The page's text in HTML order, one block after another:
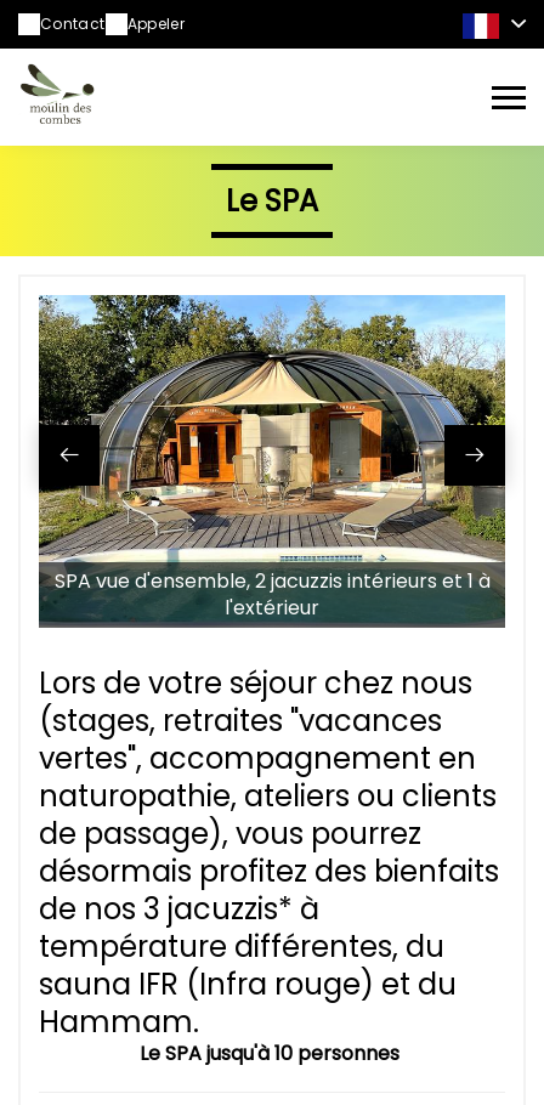
Contact Appeler
Le SPA
SPA vue d'ensemble, 2 jacuzzis intérieurs et 1 à
l'extérieur
Lors de votre séjour chez nous
(stages, retraites "vacances
vertes", accompagnement en
naturopathie, ateliers ou clients
de passage), vous pourrez
désormais profitez des bienfaits
de nos 3 jacuzzis* à
température différentes, du
sauna IFR (Infra rouge) et du
Hammam.
Le SPA jusqu'à 10 personnes